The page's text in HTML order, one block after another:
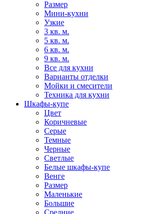
Размер
Мини-кухни
Узкие
3 кв. м.
5 кв. м.
6 кв. м.
9 кв. м.
Все для кухни
Варианты отделки
Мойки и смесители
Техника для кухни
Шкафы-купе
Цвет
Коричневые
Серые
Темные
Черные
Светлые
Белые шкафы-купе
Венге
Размер
Маленькие
Большие
Средние